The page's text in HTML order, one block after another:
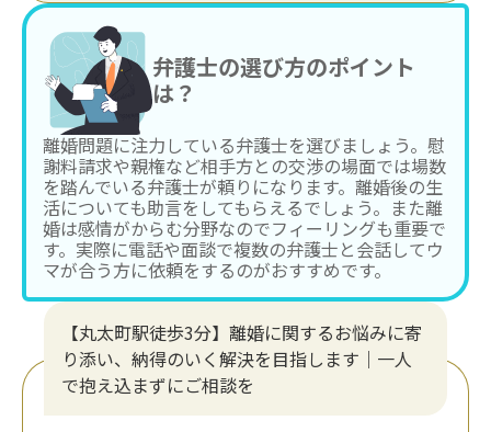
弁護士の選び方のポイント
は？
離婚問題に注力している弁護士を選びましょう。慰
謝料請求や親権など相手方との交渉の場面では場数
を踏んでいる弁護士が頼りになります。離婚後の生
活についても助言をしてもらえるでしょう。また離
婚は感情がからむ分野なのでフィーリングも重要で
す。実際に電話や面談で複数の弁護士と会話してウ
マが合う方に依頼をするのがおすすめです。
【丸太町駅徒歩3分】離婚に関するお悩みに寄
り添い、納得のいく解決を目指します｜一人
で抱え込まずにご相談を